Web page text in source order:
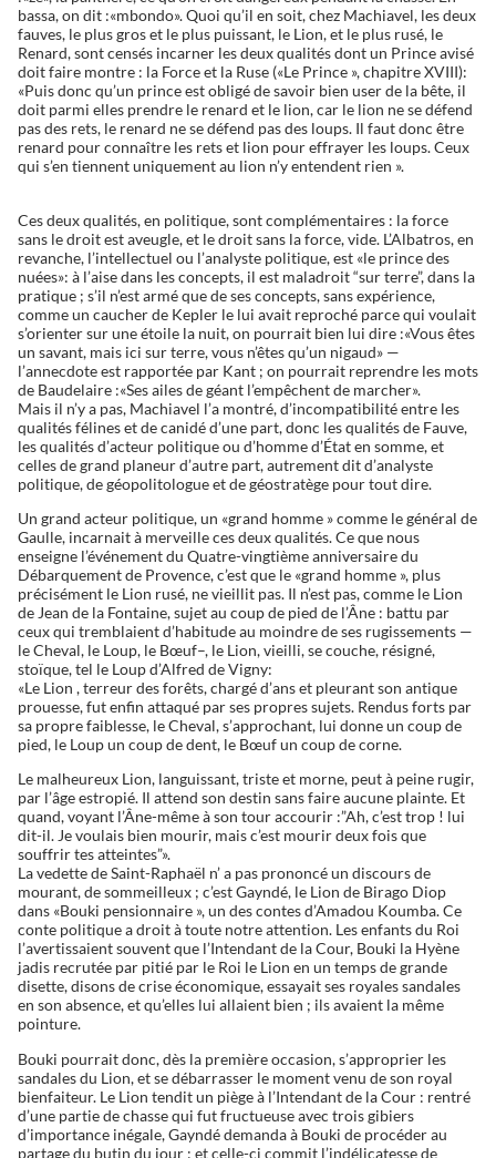
bassa, on dit :«mbondo». Quoi qu’il en soit, chez Machiavel, les deux
fauves, le plus gros et le plus puissant, le Lion, et le plus rusé, le
Renard, sont censés incarner les deux qualités dont un Prince avisé
doit faire montre : la Force et la Ruse («Le Prince », chapitre XVIII):
«Puis donc qu’un prince est obligé de savoir bien user de la bête, il
doit parmi elles prendre le renard et le lion, car le lion ne se défend
pas des rets, le renard ne se défend pas des loups. Il faut donc être
renard pour connaître les rets et lion pour effrayer les loups. Ceux
qui s’en tiennent uniquement au lion n’y entendent rien ».
Ces deux qualités, en politique, sont complémentaires : la force
sans le droit est aveugle, et le droit sans la force, vide. L’Albatros, en
revanche, l’intellectuel ou l’analyste politique, est «le prince des
nuées»: à l’aise dans les concepts, il est maladroit “sur terre”, dans la
pratique ; s’il n’est armé que de ses concepts, sans expérience,
comme un caucher de Kepler le lui avait reproché parce qui voulait
s’orienter sur une étoile la nuit, on pourrait bien lui dire :«Vous êtes
un savant, mais ici sur terre, vous n’êtes qu’un nigaud» —
l’annecdote est rapportée par Kant ; on pourrait reprendre les mots
de Baudelaire :«Ses ailes de géant l’empêchent de marcher».
Mais il n’y a pas, Machiavel l’a montré, d’incompatibilité entre les
qualités félines et de canidé d’une part, donc les qualités de Fauve,
les qualités d’acteur politique ou d’homme d’État en somme, et
celles de grand planeur d’autre part, autrement dit d’analyste
politique, de géopolitologue et de géostratège pour tout dire.
Un grand acteur politique, un «grand homme » comme le général de
Gaulle, incarnait à merveille ces deux qualités. Ce que nous
enseigne l’événement du Quatre-vingtième anniversaire du
Débarquement de Provence, c’est que le «grand homme », plus
précisément le Lion rusé, ne vieillit pas. Il n’est pas, comme le Lion
de Jean de la Fontaine, sujet au coup de pied de l’Âne : battu par
ceux qui tremblaient d’habitude au moindre de ses rugissements —
le Cheval, le Loup, le Bœuf–, le Lion, vieilli, se couche, résigné,
stoïque, tel le Loup d’Alfred de Vigny:
«Le Lion , terreur des forêts, chargé d’ans et pleurant son antique
prouesse, fut enfin attaqué par ses propres sujets. Rendus forts par
sa propre faiblesse, le Cheval, s’approchant, lui donne un coup de
pied, le Loup un coup de dent, le Bœuf un coup de corne.
Le malheureux Lion, languissant, triste et morne, peut à peine rugir,
par l’âge estropié. Il attend son destin sans faire aucune plainte. Et
quand, voyant l’Âne-même à son tour accourir :”Ah, c’est trop ! lui
dit-il. Je voulais bien mourir, mais c’est mourir deux fois que
souffrir tes atteintes”».
La vedette de Saint-Raphaël n’ a pas prononcé un discours de
mourant, de sommeilleux ; c’est Gayndé, le Lion de Birago Diop
dans «Bouki pensionnaire », un des contes d’Amadou Koumba. Ce
conte politique a droit à toute notre attention. Les enfants du Roi
l’avertissaient souvent que l’Intendant de la Cour, Bouki la Hyène
jadis recrutée par pitié par le Roi le Lion en un temps de grande
disette, disons de crise économique, essayait ses royales sandales
en son absence, et qu’elles lui allaient bien ; ils avaient la même
pointure.
Bouki pourrait donc, dès la première occasion, s’approprier les
sandales du Lion, et se débarrasser le moment venu de son royal
bienfaiteur. Le Lion tendit un piège à l’Intendant de la Cour : rentré
d’une partie de chasse qui fut fructueuse avec trois gibiers
d’importance inégale, Gayndé demanda à Bouki de procéder au
partage du butin du jour ; et celle-ci commit l’indélicatesse de